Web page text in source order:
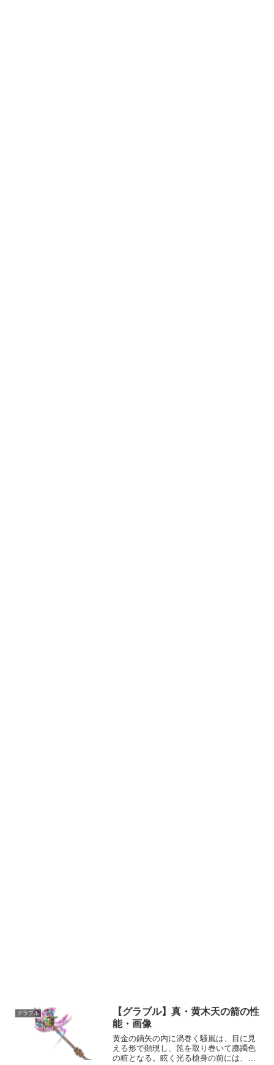
グラブル
【グラブル】真・黄木天の箭の性
能・画像
黄金の鏑矢の内に渦巻く騒嵐は、目に見
える形で顕現し、箆を取り巻いて躑躅色
の粧となる。眩く光る槍身の前には、い